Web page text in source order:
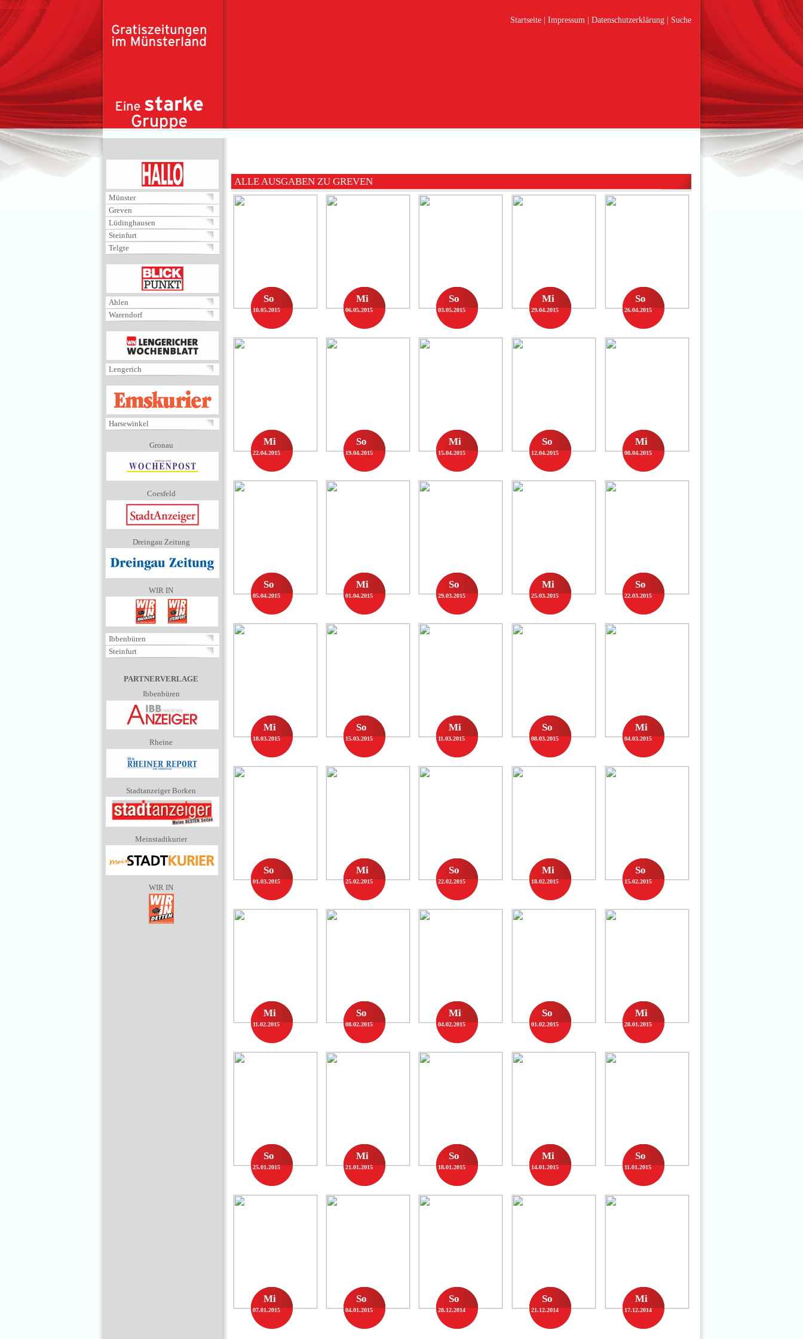
Direkt zum Inhalt
Startseite
Impressum Datenschutzerklärung Suche
Münster
Greven
Lüdinghausen
Steinfurt
Telgte
BLICKPUNKT
Ahlen
Warendorf
MENÜ
Lengerich
EMSKURIER
Harsewinkel
Gronau
Coesfeld
Dreingau Zeitung
WIR IN
Ibbenbüren
Steinfurt
PARTNERVERLAGE
Ibbenbüren
Rheine
Stadtanzeiger Borken
Meinstadtkurier
WIR IN
ALLE AUSGABEN ZU GREVEN
So
10.05.2015
Mi
06.05.2015
So
03.05.2015
Mi
29.04.2015
So
26.04.2015
Mi
22.04.2015
So
19.04.2015
Mi
15.04.2015
So
12.04.2015
Mi
08.04.2015
So
05.04.2015
Mi
01.04.2015
So
29.03.2015
Mi
25.03.2015
So
22.03.2015
Mi
18.03.2015
So
15.03.2015
Mi
11.03.2015
So
08.03.2015
Mi
04.03.2015
So
01.03.2015
Mi
25.02.2015
So
22.02.2015
Mi
18.02.2015
So
15.02.2015
Mi
11.02.2015
So
08.02.2015
Mi
04.02.2015
So
01.02.2015
Mi
28.01.2015
So
25.01.2015
Mi
21.01.2015
So
18.01.2015
Mi
14.01.2015
So
11.01.2015
Mi
07.01.2015
So
04.01.2015
So
28.12.2014
So
21.12.2014
Mi
17.12.2014